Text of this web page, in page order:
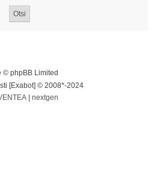
© phpBB Limited
[Exabot] © 2008*-2024
nextgen